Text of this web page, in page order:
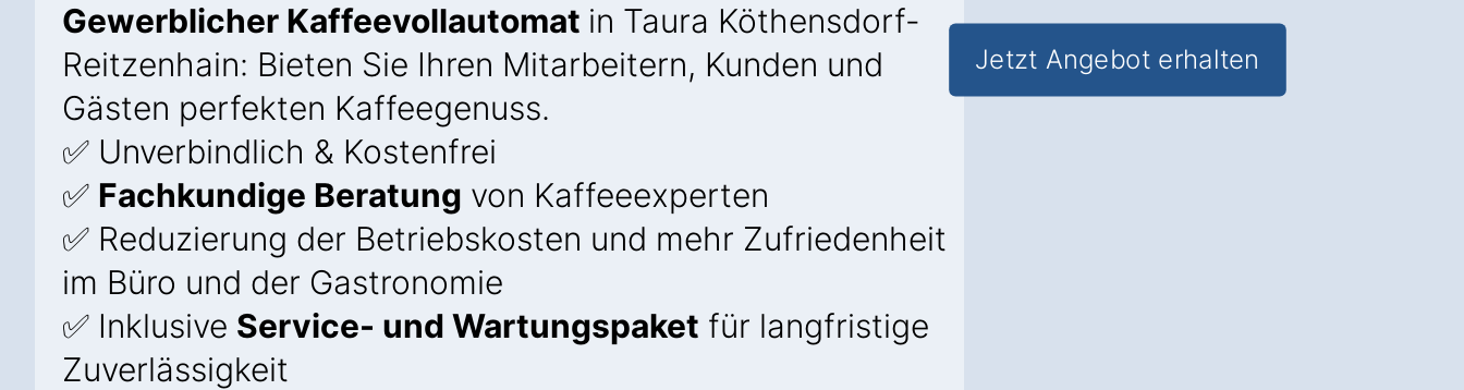
Gewerblicher Kaffeevollautomat in Taura Köthensdorf-
Reitzenhain: Bieten Sie Ihren Mitarbeitern, Kunden und
Gästen perfekten Kaffeegenuss.
✅ Unverbindlich & Kostenfrei
✅ Fachkundige Beratung von Kaffeeexperten
✅ Reduzierung der Betriebskosten und mehr Zufriedenheit
im Büro und der Gastronomie
✅ Inklusive Service- und Wartungspaket für langfristige
Zuverlässigkeit
Jetzt Angebot erhalten